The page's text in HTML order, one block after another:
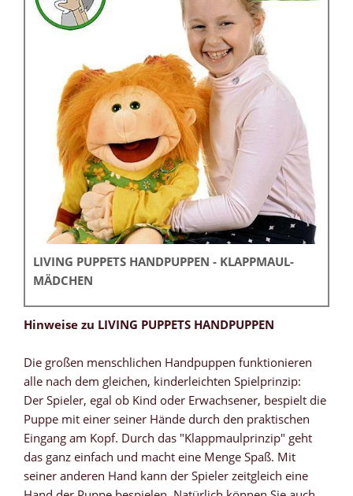
LIVING PUPPETS HANDPUPPEN - KLAPPMAUL-
MÄDCHEN
Hinweise zu LIVING PUPPETS HANDPUPPEN
Die großen menschlichen Handpuppen funktionieren
alle nach dem gleichen, kinderleichten Spielprinzip:
Der Spieler, egal ob Kind oder Erwachsener, bespielt die
Puppe mit einer seiner Hände durch den praktischen
Eingang am Kopf. Durch das "Klappmaulprinzip" geht
das ganz einfach und macht eine Menge Spaß. Mit
seiner anderen Hand kann der Spieler zeitgleich eine